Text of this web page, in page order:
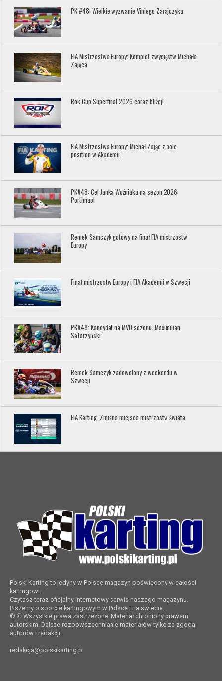
PK #48: Wielkie wyzwanie Viniego Zarajczyka
FIA Mistrzostwa Europy: Komplet zwycięstw Michała
Zająca
Rok Cup Superfinal 2026 coraz bliżej!
FIA Mistrzostwa Europy: Michał Zając z pole
position w Akademii
PK#48: Cel Janka Woźniaka na sezon 2026:
Portimao!
Remek Samczyk gotowy na finał FIA mistrzostw
Europy
Finał mistrzostw Europy i FIA Akademii w Szwecji
PK#48: Kandydat na MVD sezonu. Maximilian
Safarzyński
Remek Samczyk zadowolony z weekendu w
Szwecji
FIA Karting. Zmiana miejsca mistrzostw świata
Polski Karting to jedyny w Polsce magazyn poświęcony w całości
kartingowi.
Czytasz teraz oficjalny internetowy serwis naszego magazynu.
Piszemy o sporcie kartingowym w Polsce i na świecie.
© ℗ Wszystkie prawa zastrzeżone. Materiał chroniony prawem
autorskim. Dalsze rozpowszechnianie materiałów tylko za zgodą
autorów i redakcji.
redakcja@polskikarting.pl